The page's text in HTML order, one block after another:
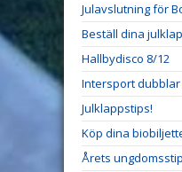
Julavslutning för
Beställ dina
Hallbydisco 8/12
Intersport
Julklappstips!
Köp dina
Årets